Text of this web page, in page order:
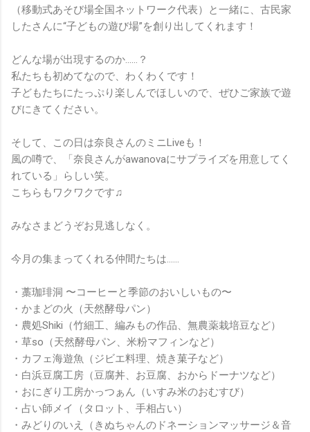
（移動式あそび場全国ネットワーク代表）と一緒に、古民家
したさんに“子どもの遊び場”を創り出してくれます！
どんな場が出現するのか……？
私たちも初めてなので、わくわくです！
子どもたちにたっぷり楽しんでほしいので、ぜひご家族で遊
びにきてください。
そして、この日は奈良さんのミニLiveも！
風の噂で、「奈良さんがawanovaにサプライズを用意してく
れている」らしい笑。
こちらもワクワクです♫
みなさまどうぞお見逃しなく。
今月の集まってくれる仲間たちは……
・藁珈琲洞 〜コーヒーと季節のおいしいもの〜
・かまどの火（天然酵母パン）
・農処Shiki（竹細工、編みもの作品、無農薬栽培豆など）
・草so（天然酵母パン、米粉マフィンなど）
・カフェ海遊魚（ジビエ料理、焼き菓子など）
・白浜豆腐工房（豆腐丼、お豆腐、おからドーナツなど）
・おにぎり工房かっつぁん（いすみ米のおむすび）
・占い師メイ（タロット、手相占い）
・みどりのいえ（きぬちゃんのドネーションマッサージ＆音